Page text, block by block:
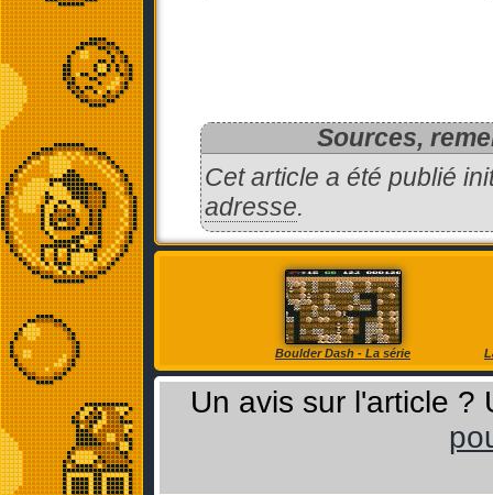
Sources,
Cet article a été publié
adresse.
Boulder Dash - La série
Un avis sur l'article